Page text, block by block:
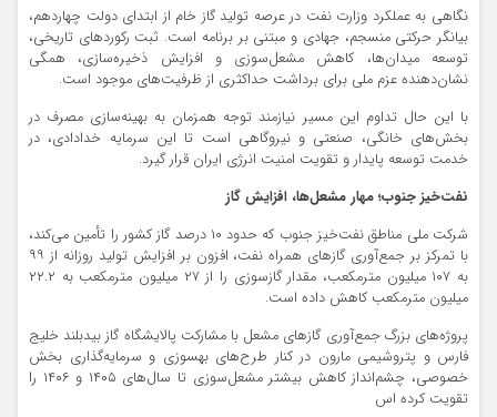
نگاهی به عملکرد وزارت نفت در عرصه تولید گاز خام از ابتدای دولت چهاردهم،
بیانگر حرکتی منسجم، جهادی و مبتنی بر برنامه است. ثبت رکوردهای تاریخی،
توسعه میدان‌ها، کاهش مشعل‌سوزی و افزایش ذخیره‌سازی، همگی
نشان‌دهنده عزم ملی برای برداشت حداکثری از ظرفیت‌های موجود است.
با این حال تداوم این مسیر نیازمند توجه همزمان به بهینه‌سازی مصرف در
بخش‌های خانگی، صنعتی و نیروگاهی است تا این سرمایه خدادادی، در
خدمت توسعه پایدار و تقویت امنیت انرژی ایران قرار گیرد.
نفت‌خیز جنوب؛ مهار مشعل‌ها، افزایش گاز
شرکت ملی مناطق نفت‌خیز جنوب که حدود ۱۰ درصد گاز کشور را تأمین می‌کند،
با تمرکز بر جمع‌آوری گازهای همراه نفت، افزون بر افزایش تولید روزانه از ۹۹
به ۱۰۷ میلیون مترمکعب، مقدار گازسوزی را از ۲۷ میلیون مترمکعب به ۲۲.۲
میلیون مترمکعب کاهش داده است.
پروژه‌های بزرگ جمع‌آوری گازهای مشعل با مشارکت پالایشگاه گاز بیدبلند خلیج
فارس و پتروشیمی مارون در کنار طرح‌های بهسوزی و سرمایه‌گذاری بخش
خصوصی، چشم‌انداز کاهش بیشتر مشعل‌سوزی تا سال‌های ۱۴۰۵ و ۱۴۰۶ را
تقویت کرده اس